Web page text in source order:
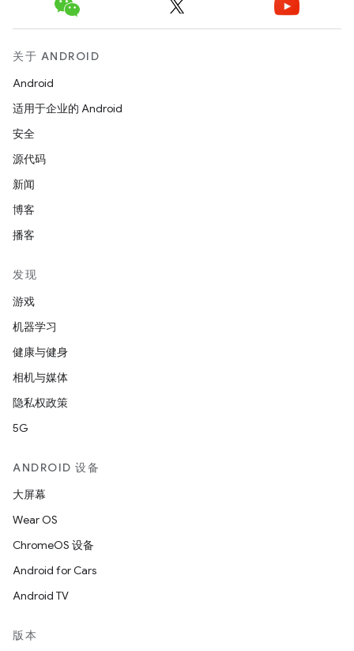
关于 ANDROID
Android
适用于企业的 Android
安全
源代码
新闻
博客
播客
发现
游戏
机器学习
健康与健身
相机与媒体
隐私权政策
5G
ANDROID 设备
大屏幕
Wear OS
ChromeOS 设备
Android for Cars
Android TV
版本